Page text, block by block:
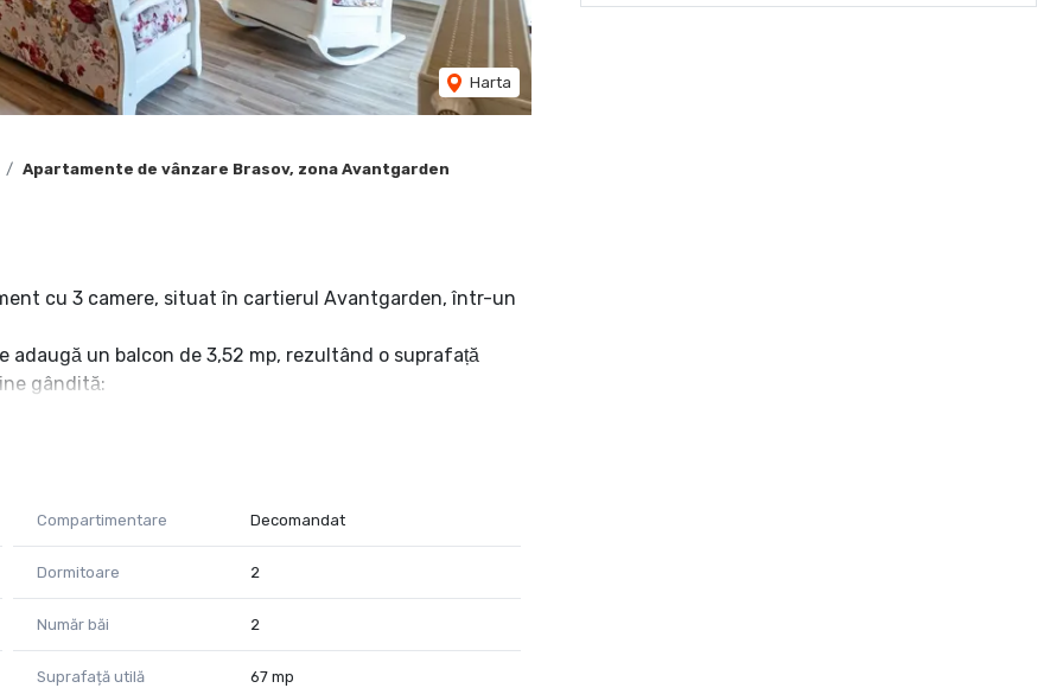
Harta
Apartamente de vânzare Brasov, zona Avantgarden
cu 3 camere, situat în cartierul Avantgarden, într-un
adaugă un balcon de 3,52 mp, rezultând o suprafață
gândită:
incluse in pret, care adaugă confort și valoare
școli și alte puncte de interes.
Compartimentare Decomandat
Dormitoare 2
Număr băi 2
Suprafață utilă 67 mp